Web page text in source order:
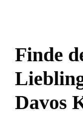
Finde d
Lieblin
Davos